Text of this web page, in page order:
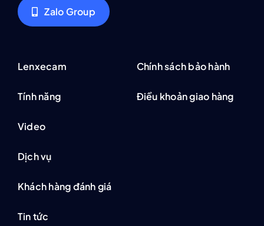
Zalo Group
Lenxecam
Tính năng
Video
Dịch vụ
Khách hàng đánh giá
Tin tức
Chính sách bảo hành
Điều khoản giao hàng